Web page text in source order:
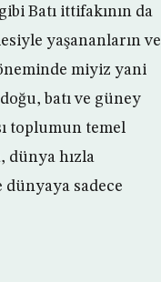
Batı ittifakının da
yaşananların ve
miyiz yani
batı ve güney
toplumun temel
dünya hızla
dünyaya sadece